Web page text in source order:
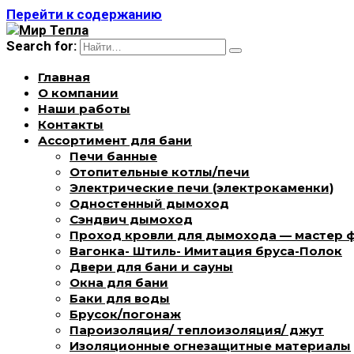
Перейти к содержанию
Search for:
Главная
О компании
Наши работы
Контакты
Ассортимент для бани
Печи банные
Отопительные котлы/печи
Электрические печи (электрокаменки)
Одностенный дымоход
Сэндвич дымоход
Проход кровли для дымохода — мастер
Вагонка- Штиль- Имитация бруса-Полок
Двери для бани и сауны
Окна для бани
Баки для воды
Брусок/погонаж
Пароизоляция/ теплоизоляция/ джут
Изоляционные огнезащитные материалы